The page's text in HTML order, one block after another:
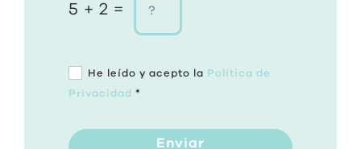
5 + 2 =
He leído y acepto la Política de
Privacidad *
Enviar